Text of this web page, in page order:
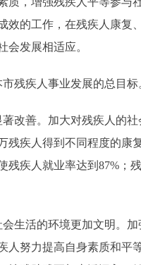
效的工作，在残疾人康复
会发展相适应。
残疾人事业发展的总目标
善。加大对残疾人的社
残疾人得到不同程度的
残疾人就业率达到87%；
活的环境更加文明。加
人努力提高自身素质和平